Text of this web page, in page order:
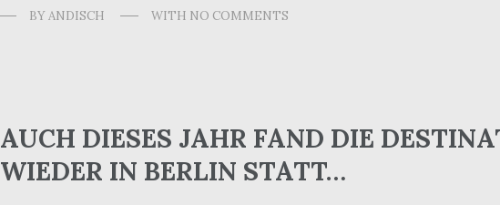
BYANDISCH WITH NO COMMENTS
AUCH DIESES JAHR FAND DIE
WIEDER IN BERLIN STATT…